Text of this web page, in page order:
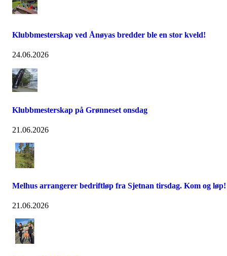
Klubbmesterskap ved Ånøyas bredder ble en stor kveld!
24.06.2026
Klubbmesterskap på Grønneset onsdag
21.06.2026
Melhus arrangerer bedriftløp fra Sjetnan tirsdag. Kom og løp!
21.06.2026